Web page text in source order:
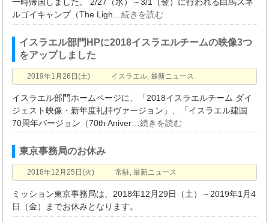
ルゴイキャンプ（The Ligh …続きを読む
イスラエル部門HPに2018イスラエルチームの映像3つ
をアップしました
2019年1月26日(土) イスラエル,最新ニュース
イスラエル部門ホームページに、「2018イスラエルチーム ダイ
ジェスト映像・新年度礼拝ヴァージョン」、「イスラエル建国
70周年バージョン（70th Aniver …続きを読む
東京事務局のお休み
2018年12月25日(火) 常駐,最新ニュース
ミッション東京事務局は、2018年12月29日（土）～2019年1月4
日（金）までお休みとなります。